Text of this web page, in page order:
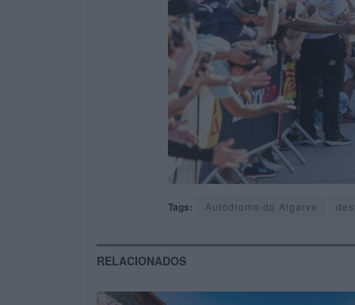
Tags: Autódromo do Algarve
RELACIONADOS